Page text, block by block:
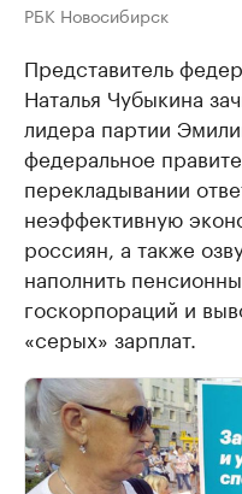
РБК Новосибирск
Представитель
Наталья Чубыкина
лидера партии
федеральное
перекладывании
неэффективную
россиян, а также
наполнить
госкорпораций и
«серых» зарплат.